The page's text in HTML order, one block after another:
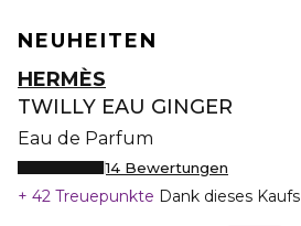
NEUHEITEN
HERMÈS
TWILLY EAU GINGER
Eau de Parfum
14 Bewertungen
42 Treuepunkte Dank dieses Kaufs